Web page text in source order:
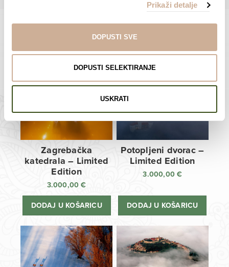
Prikaži detalje
DOPUSTI SVE
DOPUSTI SELEKTIRANJE
USKRATI
Limited Edition Fotografije
Zagrebačka
katedrala – Limited
Edition
3.000,00€
DODAJ U KOŠARICU
Potopljeni dvorac –
Limited Edition
3.000,00€
DODAJ U KOŠARICU